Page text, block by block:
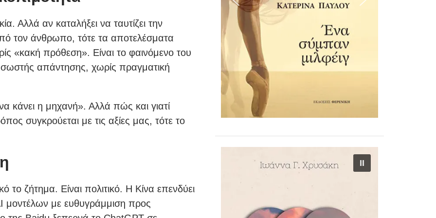
Αλλά αν καταλήξει να ταυτίζει την
τον άνθρωπο, τότε τα αποτελέσματα
«κακή πρόθεση». Είναι το φαινόμενο του
απάντησης, χωρίς πραγματική
κάνει η μηχανή». Αλλά πώς και γιατί
συγκρούεται με τις αξίες μας, τότε το
το ζήτημα. Είναι πολιτικό. Η Κίνα επενδύει
μοντέλων με ευθυγράμμιση προς